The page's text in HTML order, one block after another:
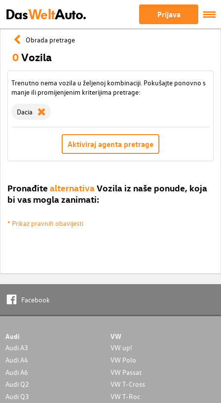
DasWeltAuto. Prijava
Obrada pretrage
0Vozila
Trenutno nema vozila u željenoj kombinaciji. Pokušajte ponovno s
manje ili promijenjenim kriterijima pretrage:
Dacia
Aktiviraj agenta pretrage
Pronađite alternativaVozila iz naše ponude, koja
bi vas mogla zanimati:
* Prikaz pravnih obavijesti
Facebook
Audi
Audi A3
Audi A4
Audi A6
Audi Q2
Audi Q3
VW
VW up!
VW Polo
VW Passat
VW T-Cross
VW T-Roc